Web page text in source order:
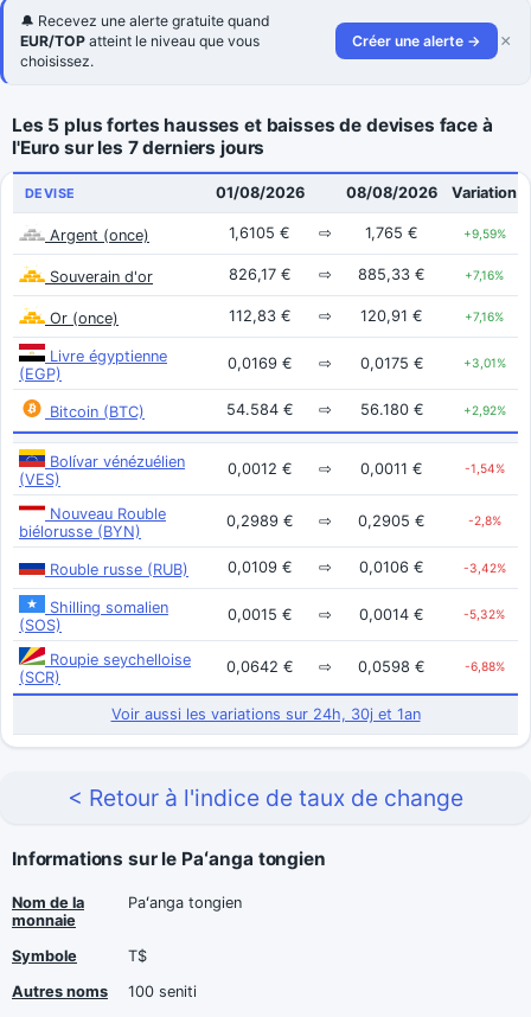
🔔 Recevez une alerte gratuite quand
EUR/TOP atteint le niveau que vous
choisissez.
Créer une alerte → ×
Les 5 plus fortes hausses et baisses de devises face à
l'Euro sur les 7 derniers jours
DEVISE 01/08/2026 08/08/2026 Variation
Argent (once) 1,6105 € ⇨ 1,765 € +9,59%
Souverain d'or 826,17 € ⇨ 885,33 € +7,16%
Or (once) 112,83 € ⇨ 120,91 € +7,16%
Livre égyptienne
(EGP)
0,0169 € ⇨ 0,0175 € +3,01%
Bitcoin (BTC) 54.584 € ⇨ 56.180 € +2,92%
Bolívar vénézuélien
(VES)
0,0012 € ⇨ 0,0011 € -1,54%
Nouveau Rouble
biélorusse (BYN)
0,2989 € ⇨ 0,2905 € -2,8%
Rouble russe (RUB) 0,0109 € ⇨ 0,0106 € -3,42%
Shilling somalien
(SOS)
0,0015 € ⇨ 0,0014 € -5,32%
Roupie seychelloise
(SCR)
0,0642 € ⇨ 0,0598 € -6,88%
Voir aussi les variations sur 24h, 30j et 1an
< Retour à l'indice de taux de change
Informations sur le Paʻanga tongien
Nom de la
monnaie
Paʻanga tongien
Symbole
T$
Autres noms
100 seniti